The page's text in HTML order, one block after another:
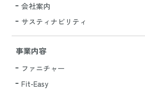
会社案内
サスティナビリティ
事業内容
ファニチャー
Fit-Easy